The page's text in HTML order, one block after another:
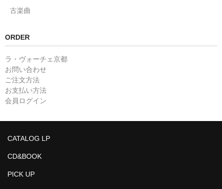
古楽曲
ORDER
ラ・ヴォーチェ京都
お問い合わせ
ご注文方法
お支払い方法
会員ログイン
CATALOG LP
CD&BOOK
PICK UP